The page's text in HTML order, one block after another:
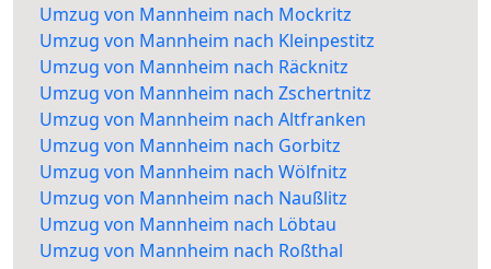
Umzug von Mannheim nach Mockritz
Umzug von Mannheim nach Kleinpestitz
Umzug von Mannheim nach Räcknitz
Umzug von Mannheim nach Zschertnitz
Umzug von Mannheim nach Altfranken
Umzug von Mannheim nach Gorbitz
Umzug von Mannheim nach Wölfnitz
Umzug von Mannheim nach Naußlitz
Umzug von Mannheim nach Löbtau
Umzug von Mannheim nach Roßthal